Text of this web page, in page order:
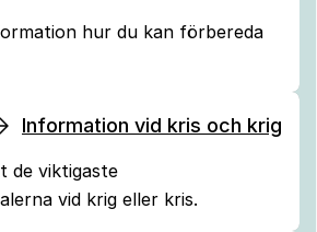
hur du kan förbereda
Information vid kris och krig
de viktigaste
vid krig eller kris.